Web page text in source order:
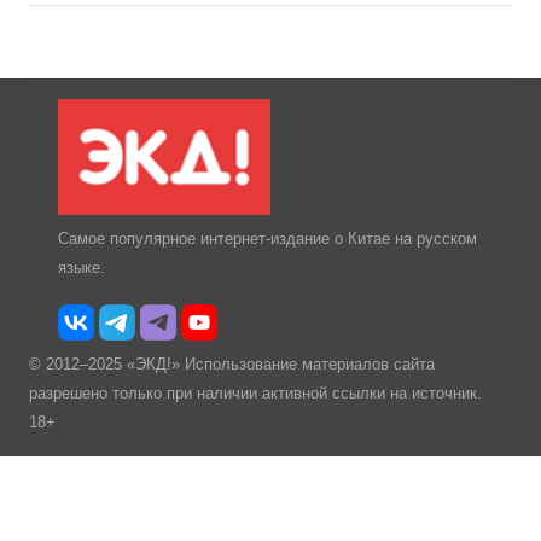
Самое популярное интернет-издание о Китае на русском
языке.
© 2012–2025 «ЭКД!» Использование материалов сайта
разрешено только при наличии активной ссылки на источник.
18+